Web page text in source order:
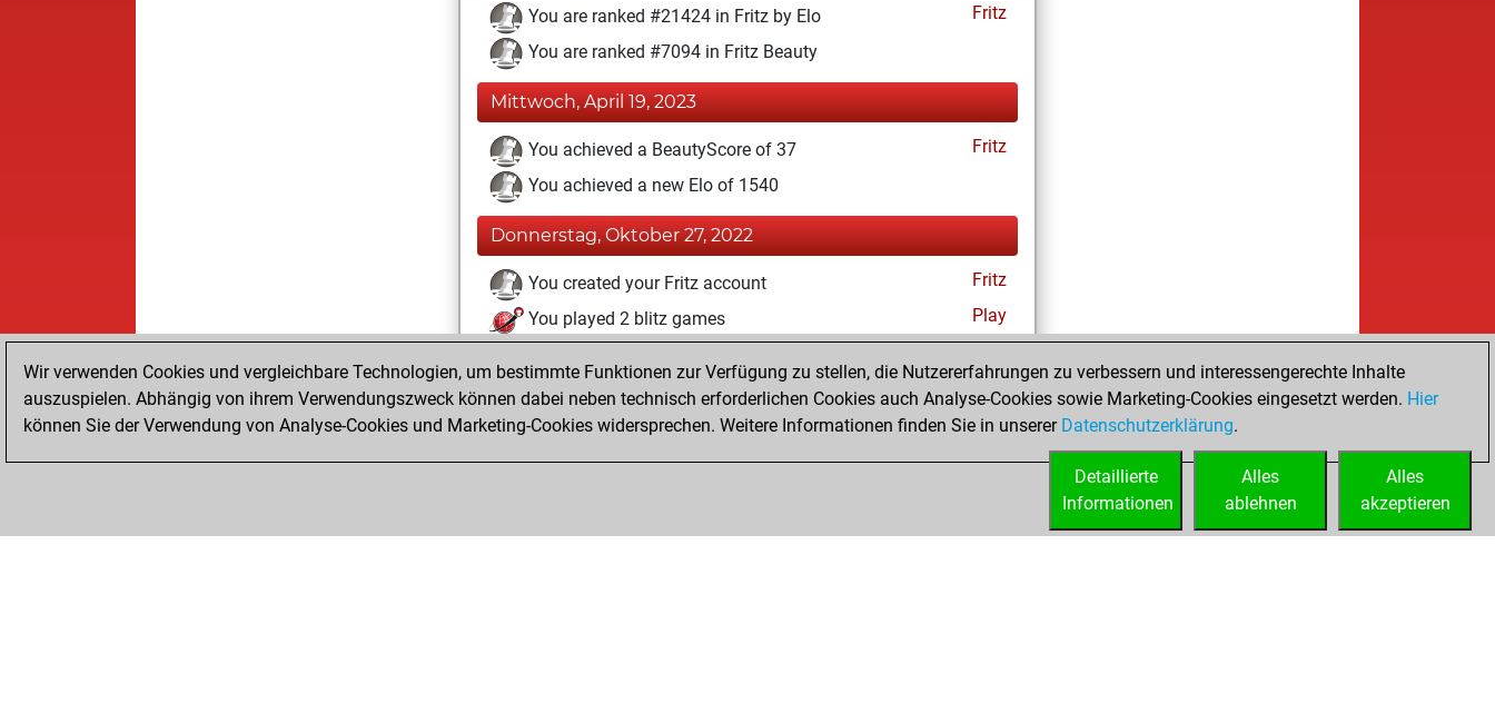
You are ranked #21424 in Fritz by Elo
Fritz
You are ranked #7094 in Fritz Beauty
Mittwoch, April 19, 2023
You achieved a BeautyScore of 37
Fritz
You achieved a new Elo of 1540
Donnerstag, Oktober 27, 2022
You created your Fritz account
Fritz
You played 2 blitz games
Play
You played 1 bullet games
You scored +0 =0 -1 in bullet
Wir verwenden Cookies und vergleichbare Technologien, um bestimmte Funktionen zur Verfügung zu stellen, die Nutzererfahrungen zu verbessern und interessengerechte Inhalte
auszuspielen. Abhängig von ihrem Verwendungszweck können dabei neben technisch erforderlichen Cookies auch Analyse-Cookies sowie Marketing-Cookies eingesetzt werden. Hier
können Sie der Verwendung von Analyse-Cookies und Marketing-Cookies widersprechen. Weitere Informationen finden Sie in unserer Datenschutzerklärung.
Alles
akzeptieren
Alles
ablehnen
Detaillierte
Informationen